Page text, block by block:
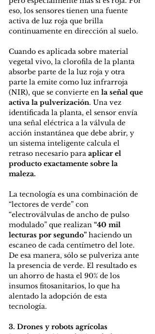
eso, los sensores tienen una fuente
activa de luz roja que brilla
continuamente en dirección al suelo.
Cuando es aplicada sobre material
vegetal vivo, la clorofila de la planta
absorbe parte de la luz roja y otra
parte la emite como luz infrarroja
(NIR), que se convierte en la señal que
activa la pulverización. Una vez
identificada la planta, el sensor envía
una señal eléctrica a la válvula de
acción instantánea que debe abrir, y
un sistema inteligente calcula el
retraso necesario para aplicar el
producto exactamente sobre la
maleza.
La tecnología es una combinación de
“lectores de verde” con
“electroválvulas de ancho de pulso
modulado” que realizan “40 mil
lecturas por segundo” haciendo un
escaneo de cada centímetro del lote.
De esa manera, sólo se pulveriza ante
la presencia de verde. El resultado es
un ahorro de hasta el 90% de los
insumos fitosanitarios, lo que ha
alentado la adopción de esta
tecnología.
3. Drones y robots agrícolas